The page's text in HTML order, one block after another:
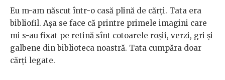
Eu m-am născut într-o casă plină de cărți. Tata era
bibliofil. Așa se face că printre primele imagini care
mi s-au fixat pe retină sînt cotoarele roșii, verzi, gri și
galbene din biblioteca noastră. Tata cumpăra doar
cărți legate.